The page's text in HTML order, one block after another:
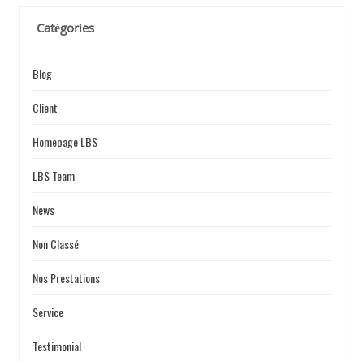
Catégories
Blog
Client
Homepage LBS
LBS Team
News
Non Classé
Nos Prestations
Service
Testimonial